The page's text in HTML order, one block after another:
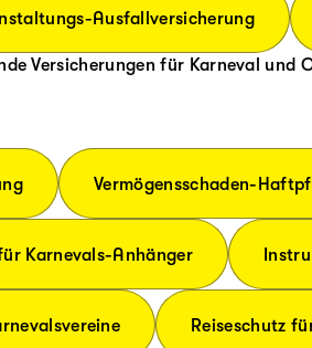
Ausfallversicherung
Versicherungen für Karneval und
Vermögensschaden-
Karnevals-Anhänger
Reiseschutz